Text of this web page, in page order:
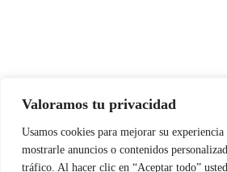
Valoramos tu privacidad
Usamos cookies para mejorar su experiencia
mostrarle anuncios o contenidos
tráfico. Al hacer clic en “Aceptar todo”